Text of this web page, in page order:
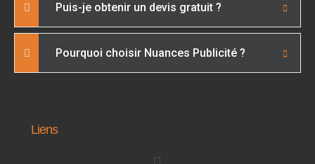
Puis-je obtenir un devis gratuit ?
Pourquoi choisir Nuances Publicité ?
Liens